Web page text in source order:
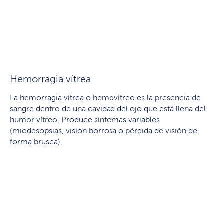
Hemorragia vítrea
La hemorragia vítrea o hemovítreo es la presencia de
sangre dentro de una cavidad del ojo que está llena del
humor vítreo. Produce síntomas variables
(miodesopsias, visión borrosa o pérdida de visión de
forma brusca).